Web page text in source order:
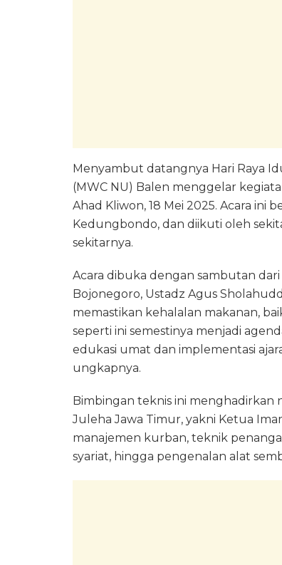
Menyambut datangnya Hari Raya
(MWC NU) Balen menggelar
Ahad Kliwon, 18 Mei 2025. Acara ini
Kedungbondo, dan diikuti oleh
sekitarnya.
Acara dibuka dengan sambutan
Bojonegoro, Ustadz Agus
memastikan kehalalan makanan,
seperti ini semestinya menjadi
edukasi umat dan implementasi
ungkapnya.
Bimbingan teknis ini menghadirkan
Juleha Jawa Timur, yakni Ketua
manajemen kurban, teknik
syariat, hingga pengenalan alat